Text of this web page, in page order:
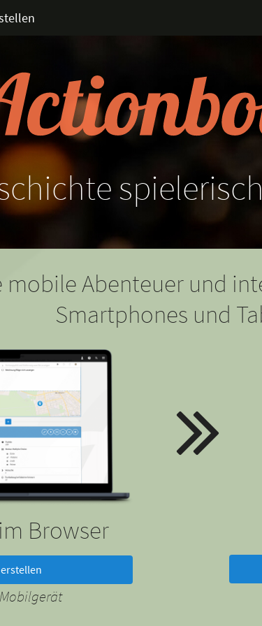
spielerisch
mobile Abenteuer und
Smartphones und
Browser